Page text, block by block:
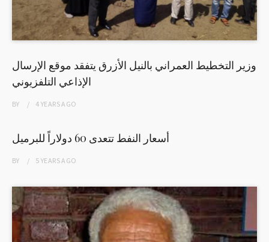
وزير التخطيط العمراني بالنيل الأزرق يتفقد موقع الإرسال
الإذاعي التلفزيوني
BY 4 YEARSAGO
أسعار النفط تتعدى 60 دولاراً للبرميل
BY 5 YEARSAGO